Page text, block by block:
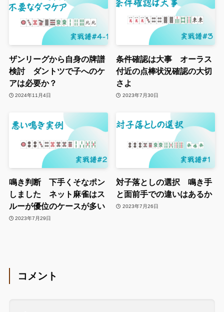
ザンリーグから自身の牌譜
検討 ダントツで子へのケ
アは必要か？
2024年11月4日
条件確認は大事 オーラス
付近の点棒状況確認の大切
さよ
2023年7月30日
鳴き判断 下手くそなポン
しました ネット麻雀はス
ルーが優位のケースが多い
2023年7月29日
対子落としの選択 鳴き手
と面前手での違いはあるか
2023年7月26日
コメント